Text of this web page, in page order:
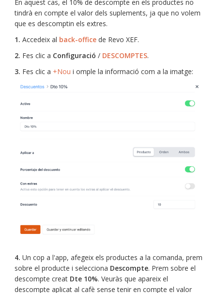
En aquest cas, el 10% de descompte en els productes no
tindrà en compte el valor dels suplements, ja que no volem
que es descomptin els extres.
1. Accedeix al back-office de Revo XEF.
2. Fes clic a Configuració / DESCOMPTES.
3. Fes clic a +Nou i omple la informació com a la imatge:
4. Un cop a l'app, afegeix els productes a la comanda, prem
sobre el producte i selecciona Descompte. Prem sobre el
descompte creat Dte 10%. Veuràs que apareix el
descompte aplicat al cafè sense tenir en compte el valor